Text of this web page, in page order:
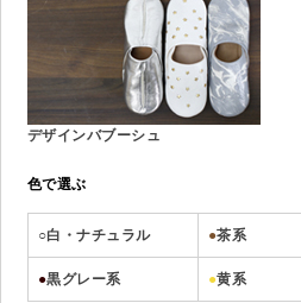
デザインバブーシュ
色で選ぶ
○白・ナチュラル ●茶系
●黒グレー系 ●黄系